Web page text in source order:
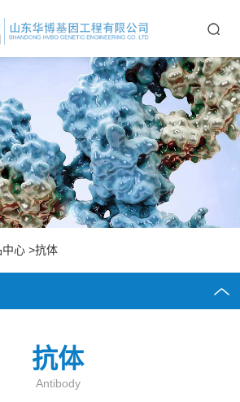
心 >抗体
抗体
Antibody